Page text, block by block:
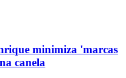
minimiza 'marcas
canela